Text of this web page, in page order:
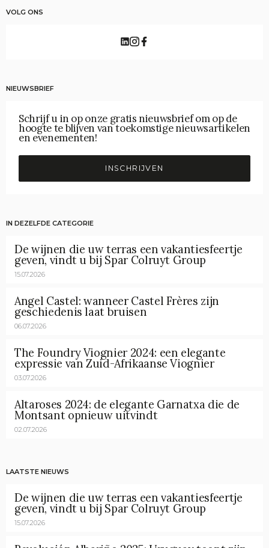
VOLG ONS
NIEUWSBRIEF
Schrijf u in op onze gratis nieuwsbrief om op de
hoogte te blijven van toekomstige nieuwsartikelen
en evenementen!
INSCHRIJVEN
IN DEZELFDE CATEGORIE
De wijnen die uw terras een vakantiesfeertje
geven, vindt u bij Spar Colruyt Group
15.07.2026
Angel Castel: wanneer Castel Frères zijn
geschiedenis laat bruisen
06.07.2026
The Foundry Viognier 2024: een elegante
expressie van Zuid-Afrikaanse Viognier
03.07.2026
Altaroses 2024: de elegante Garnatxa die de
Montsant opnieuw uitvindt
02.07.2026
LAATSTE NIEUWS
De wijnen die uw terras een vakantiesfeertje
geven, vindt u bij Spar Colruyt Group
15.07.2026